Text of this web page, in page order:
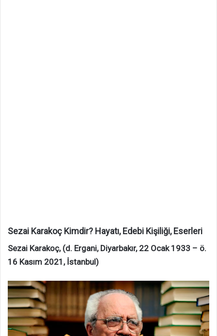
Sezai Karakoç Kimdir? Hayatı, Edebi Kişiliği, Eserleri
Sezai Karakoç, (d. Ergani, Diyarbakır, 22 Ocak 1933 – ö.
16 Kasım 2021, İstanbul)